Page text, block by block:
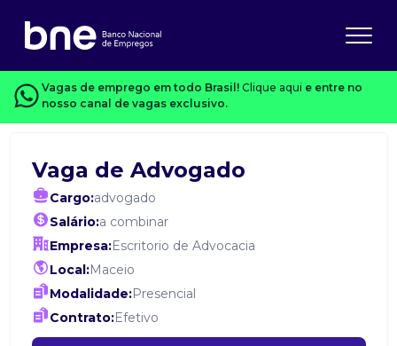
Vagas de emprego em todo Brasil! Clique aqui e entre no
nosso canal de vagas exclusivo.
Vaga de Advogado
Cargo:advogado
Salário:a combinar
Empresa:Escritorio de Advocacia
Local:Maceio
Modalidade:Presencial
Contrato:Efetivo